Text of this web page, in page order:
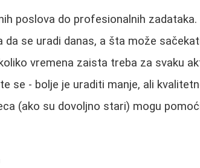
poslova do profesionalnih zadataka.
da se uradi danas, a šta može
vremena zaista treba za svaku
se - bolje je uraditi manje, ali
(ako su dovoljno stari) mogu